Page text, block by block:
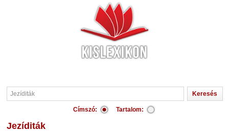
Címszó: Tartalom:
Jezíditák